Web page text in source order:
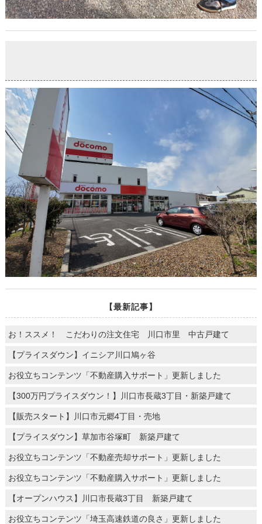
【最新記事】
お！ススメ！ こだわりの注文住宅 川口市里 中古戸建て
【プライスダウン】イニシア川口鳩ヶ谷
お役立ちコンテンツ「不動産購入サポート」更新しました
【300万円プライスダウン！】川口市長蔵3丁目・新築戸建て
【販売スタート】川口市元郷4丁目・売地
【プライスダウン】草加市谷塚町 新築戸建て
お役立ちコンテンツ「不動産売却サポート」更新しました
お役立ちコンテンツ「不動産購入サポート」更新しました
【オープンハウス】川口市長蔵3丁目 新築戸建て
お役立ちコンテンツ「埼玉高速鉄道の良さ」更新しました